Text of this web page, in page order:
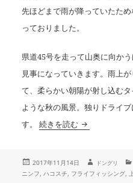
先ほどまで雨が降っていたた
っておりました。
県道45号を走って山奥に向か
見事になっていきます。雨上
て、柔らかい朝陽が射し込む
ような秋の風景。独りドライ
す。 続きを読む 一投一葉の渓
投
日:
2017年11月14日
作
成
者
ドングリ
ニンフ, ハコスチ, フライフィッシング,